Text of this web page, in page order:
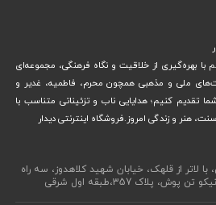
بهره‌گیری از خلاقیت و نگاه فرهنگی، مجموعه‌ای
ملی و مذهبی همچون محرم، فاطمیه، غدیر و
تقدیم کنیم؛ هدایایی ناب و تزئیناتی متناسب با
هنر و زندگی امروز.فروشگاه اینترنتی دیدار
با لاتر از قلهک، خیابان شهید کلاهدوز، سه راه
پلاک 357،طبقه اول شرقی